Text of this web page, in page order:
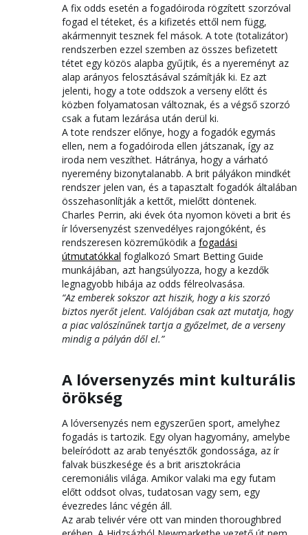
A fix odds esetén a fogadóiroda rögzített szorzóval
fogad el téteket, és a kifizetés ettől nem függ,
akármennyit tesznek fel mások. A tote (totalizátor)
rendszerben ezzel szemben az összes befizetett
tétet egy közös alapba gyűjtik, és a nyereményt az
alap arányos felosztásával számítják ki. Ez azt
jelenti, hogy a tote oddszok a verseny előtt és
közben folyamatosan változnak, és a végső szorzó
csak a futam lezárása után derül ki.
A tote rendszer előnye, hogy a fogadók egymás
ellen, nem a fogadóiroda ellen játszanak, így az
iroda nem veszíthet. Hátránya, hogy a várható
nyeremény bizonytalanabb. A brit pályákon mindkét
rendszer jelen van, és a tapasztalt fogadók általában
összehasonlítják a kettőt, mielőtt döntenek.
Charles Perrin, aki évek óta nyomon követi a brit és
ír lóversenyzést szenvedélyes rajongóként, és
rendszeresen közreműködik a fogadási
útmutatókkal foglalkozó Smart Betting Guide
munkájában, azt hangsúlyozza, hogy a kezdők
legnagyobb hibája az odds félreolvasása.
“Az emberek sokszor azt hiszik, hogy a kis szorzó
biztos nyerőt jelent. Valójában csak azt mutatja, hogy
a piac valószínűnek tartja a győzelmet, de a verseny
mindig a pályán dől el.”
A lóversenyzés mint kulturális
örökség
A lóversenyzés nem egyszerűen sport, amelyhez
fogadás is tartozik. Egy olyan hagyomány, amelybe
beleíródott az arab tenyésztők gondossága, az ír
falvak büszkesége és a brit arisztokrácia
ceremoniális világa. Amikor valaki ma egy futam
előtt oddsot olvas, tudatosan vagy sem, egy
évezredes lánc végén áll.
Az arab telivér vére ott van minden thoroughbred